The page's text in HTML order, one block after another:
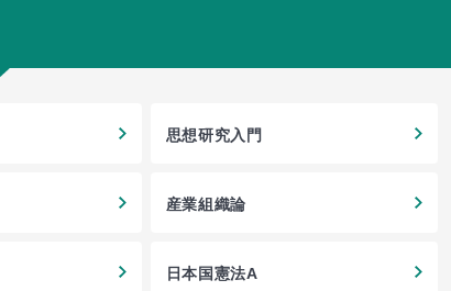
思想研究入門
産業組織論
日本国憲法A